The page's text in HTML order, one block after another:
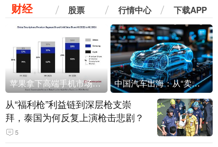
财经 股票 行情中心 下载APP
苹果拿下高端手机市场65%的份额：iPhone 17系列功不可没 中国汽车出海：从“卖出去”到“走进去”
从“福利枪”利益链到深层枪支崇
拜，泰国为何反复上演枪击悲剧？
5